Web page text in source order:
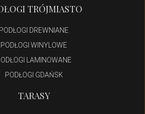
TRÓJMIASTO
PODŁOGI DREWNIANE
PODŁOGI WINYLOWE
LAMINOWANE
PODŁOGI GDAŃSK
TARASY